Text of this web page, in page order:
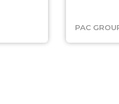
PAC